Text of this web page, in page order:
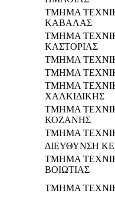
ΤΜΗΜΑ
ΚΑΒΑΛΑΣ
ΤΜΗΜΑ
ΚΑΣΤΟΡΙΑΣ
ΤΜΗΜΑ
ΤΜΗΜΑ
ΤΜΗΜΑ
ΧΑΛΚΙΔΙΚΗΣ
ΤΜΗΜΑ
ΚΟΖΑΝΗΣ
ΤΜΗΜΑ
ΔΙΕΥΘΥΝΣΗ
ΤΜΗΜΑ
ΒΟΙΩΤΙΑΣ
ΤΜΗΜΑ